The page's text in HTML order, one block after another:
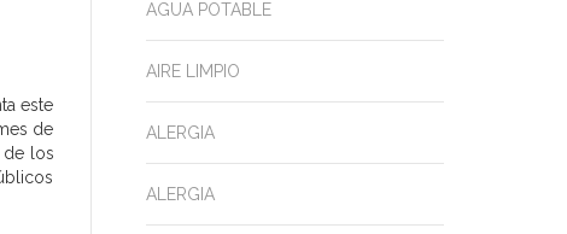
este
de
de los
AGUA POTABLE
AIRE LIMPIO
ALERGIA
ALERGIA